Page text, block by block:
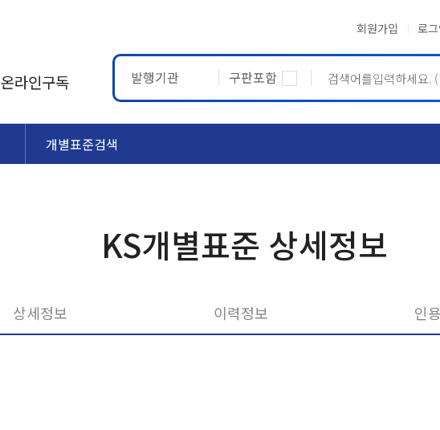
회원가입 로그
온라인구독 발행기관 구판포함
개별표준검색
KS개별표준 상세정보
상세정보 이력정보 인